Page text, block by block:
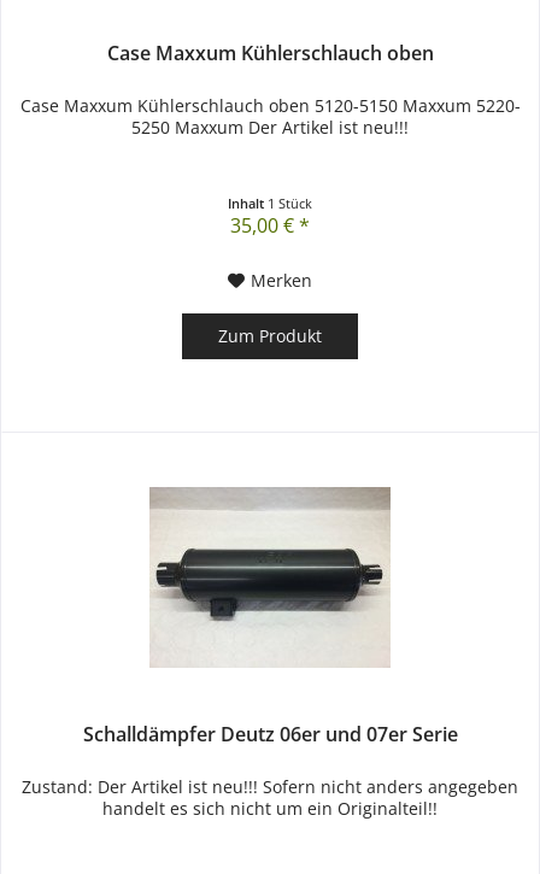
Case Maxxum Kühlerschlauch oben
Case Maxxum Kühlerschlauch oben 5120-5150 Maxxum 5220-
5250 Maxxum Der Artikel ist neu!!!
Inhalt 1 Stück
35,00 € *
Merken
Zum Produkt
Schalldämpfer Deutz 06er und 07er Serie
Zustand: Der Artikel ist neu!!! Sofern nicht anders angegeben
handelt es sich nicht um ein Originalteil!!